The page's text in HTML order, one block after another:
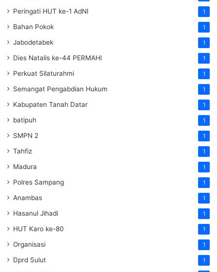
Peringati HUT ke-1 AdNI 1
Bahan Pokok 1
Jabodetabek 1
Dies Natalis ke-44 PERMAHI 1
Perkuat Silaturahmi 1
Semangat Pengabdian Hukum 1
Kabupaten Tanah Datar 1
batipuh 1
SMPN 2 1
Tahfiz 1
Madura 1
Polres Sampang 1
Anambas 1
Hasanul Jihadi 1
HUT Karo ke-80 1
Organisasi 1
Dprd Sulut 1